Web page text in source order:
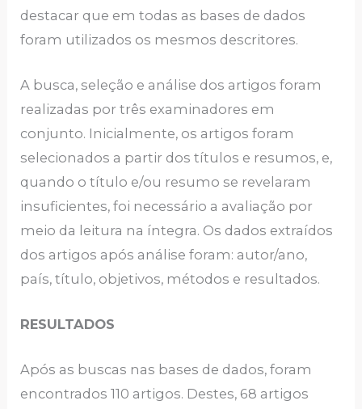
destacar que em todas as bases de dados
foram utilizados os mesmos descritores.
A busca, seleção e análise dos artigos foram
realizadas por três examinadores em
conjunto. Inicialmente, os artigos foram
selecionados a partir dos títulos e resumos, e,
quando o título e/ou resumo se revelaram
insuficientes, foi necessário a avaliação por
meio da leitura na íntegra. Os dados extraídos
dos artigos após análise foram: autor/ano,
país, título, objetivos, métodos e resultados.
RESULTADOS
Após as buscas nas bases de dados, foram
encontrados 110 artigos. Destes, 68 artigos